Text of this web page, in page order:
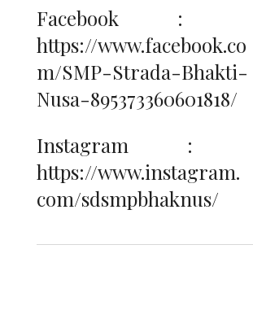
Facebook :
https://www.facebook.co
m/SMP-Strada-Bhakti-
Nusa-895373360601818/
Instagram :
https://www.instagram.
com/sdsmpbhaknus/